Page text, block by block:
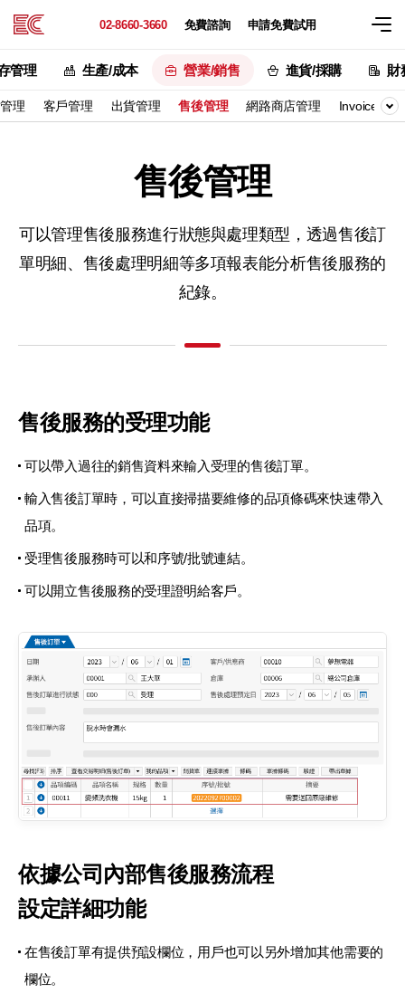
02-8660-3660 免費諮詢 申請免費試用
管理 生產/成本 營業/銷售 進貨/採購 財
理 客戶管理 出貨管理 售後管理 網路商店管理 Invoice/
售後管理
可以管理售後服務進行狀態與處理類型， 透過售後訂
單明細、售後處理明細等多項報表能分析售後服務的
紀錄。
售後服務的受理功能
可以帶入過往的銷售資料來輸入受理的售後訂單。
輸入售後訂單時，可以直接掃描要維修的品項條碼來快速帶入
品項。
受理售後服務時可以和序號/批號連結。
可以開立售後服務的受理證明給客戶。
依據公司內部售後服務流程
設定詳細功能
在售後訂單有提供預設欄位， 用戶也可以另外增加其他需要的
欄位。